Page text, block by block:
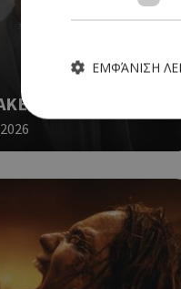
(ΝΕΑ ΤΑΙΝΙΑ)
ΕΜΦΆΝΙΣΗ
Τα απολύτως
ιστότοπος δεν μπορεί
Ονοματεπώνυμο